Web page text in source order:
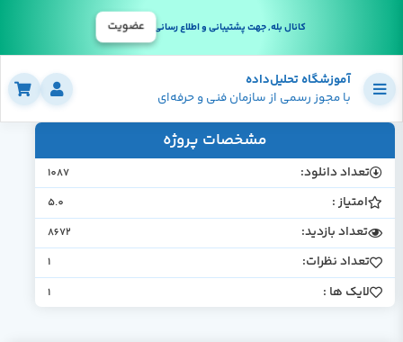
کانال بله, جهت پشتیبانی و اطلاع رسانی عضویت
آموزشگاه تحلیل‌داده
با مجوز رسمی از سازمان فنی و حرفه‌ای
مشخصات پروژه
تعداد دانلود: 1087
امتیاز : 5.0
تعداد بازدید: 8672
تعداد نظرات: 1
لایک ها : 1